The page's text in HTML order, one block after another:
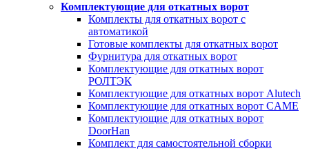
Комплектующие для откатных ворот
Комплекты для откатных ворот с
автоматикой
Готовые комплекты для откатных ворот
Фурнитура для откатных ворот
Комплектующие для откатных ворот
РОЛТЭК
Комплектующие для откатных ворот Alutech
Комплектующие для откатных ворот CAME
Комплектующие для откатных ворот
DoorHan
Комплект для самостоятельной сборки